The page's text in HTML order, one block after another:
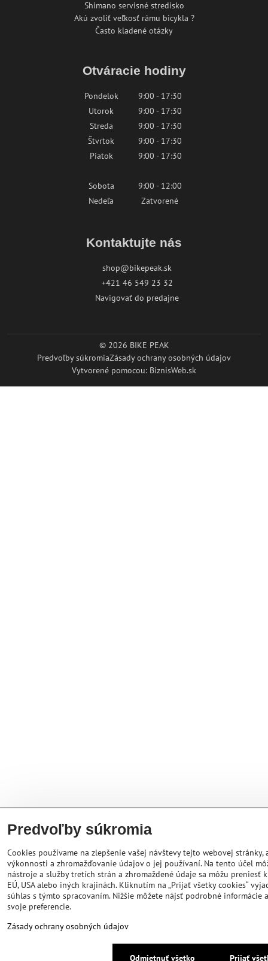
Shimano servisné stredisko
Akú zvoliť veľkosť rámu bicykla ?
Často kladené otázky
Otváracie hodiny
Pondelok
9:00 - 17:30
Utorok
9:00 - 17:30
Streda
9:00 - 17:30
Štvrtok
9:00 - 17:30
Piatok
9:00 - 17:30
Sobota
9:00 - 12:00
Nedeľa
Zatvorené
Kontaktujte nás
shop@bikepeak.sk
+421 46 549 23 32
Navigovať do predajne
© 2026 BIKE PEAK
Predvoľby súkromiaZásady ochrany osobných údajov
Vytvorené pomocou: BiznisWeb.sk
Predvoľby súkromia
Cookies používame na zlepšenie vašej návštevy tejto webovej stránky,
výkonnosti a zhromažďovanie údajov o jej používaní. Na tento účel
nástroje a služby tretích strán a zhromaždené údaje sa môžu preniesť
EÚ, USA alebo iných krajinách. Kliknutím na „Prijať všetky cookies“
súhlas s týmto spracovaním. Nižšie môžete nájsť podrobné informácie
svoje preferencie.
Zásady ochrany osobných údajov
Prijať
Odmietnuť všetko